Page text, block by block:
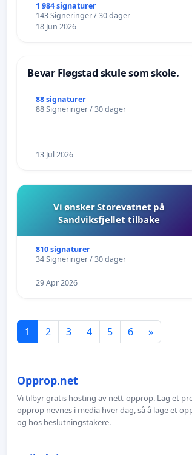
1 984 signaturer
143 Signeringer / 30 dager
18 Jun 2026
Bevar Fløgstad skule som skole.
88 signaturer
88 Signeringer / 30 dager
13 Jul 2026
Vi ønsker Storevatnet på
Sandviksfjellet tilbake
810 signaturer
34 Signeringer / 30 dager
29 Apr 2026
1 2 3 4 5 6 »
Opprop.net
Vi tilbyr gratis hosting av nett-opprop. Lag et
opprop nevnes i media hver dag, så å lage et
og hos beslutningstakere.